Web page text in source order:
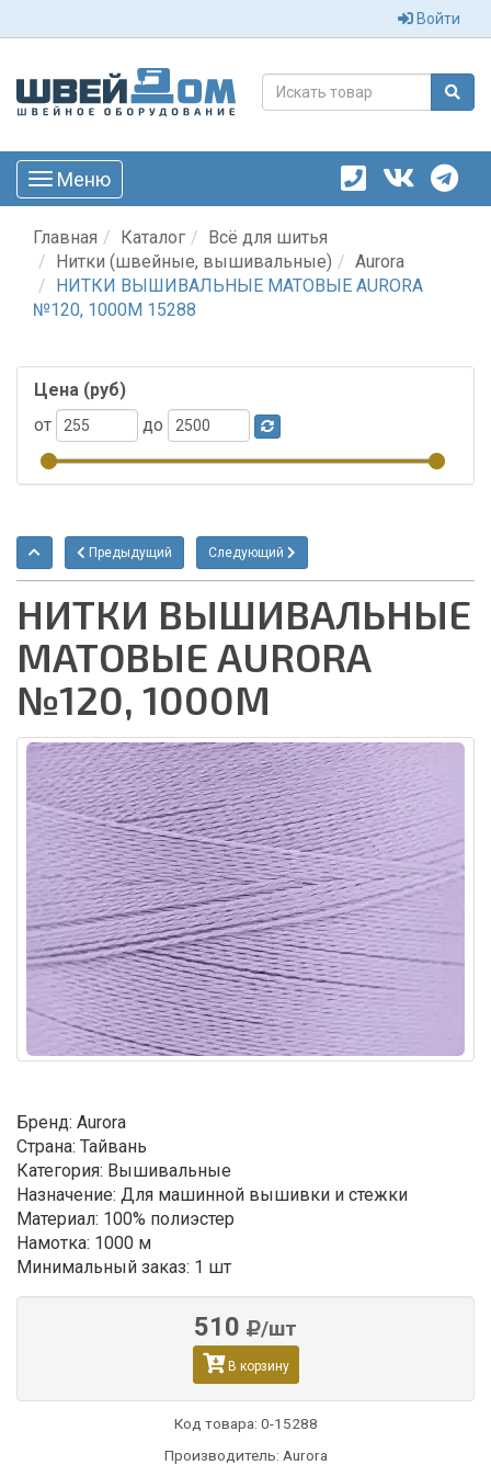
Войти
Toggle
navigation
Меню
Главная Каталог
Всё для шитья
Нитки (швейные, вышивальные)
Aurora
НИТКИ ВЫШИВАЛЬНЫЕ МАТОВЫЕ AURORA
№120, 1000М 15288
Цена (руб)
от
до
Предыдущий Следующий
НИТКИ ВЫШИВАЛЬНЫЕ
МАТОВЫЕ AURORA
№120, 1000М
Бренд: Aurora
Страна: Тайвань
Категория: Вышивальные
Назначение: Для машинной вышивки и стежки
Материал: 100% полиэстер
Намотка: 1000 м
Минимальный заказ: 1 шт
510 /шт
В корзину
Код товара: 0-15288
Производитель: Aurora